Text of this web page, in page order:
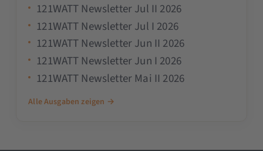
121WATT Newsletter Jul II 2026
121WATT Newsletter Jul I 2026
121WATT Newsletter Jun II 2026
121WATT Newsletter Jun I 2026
121WATT Newsletter Mai II 2026
Alle Ausgaben zeigen →